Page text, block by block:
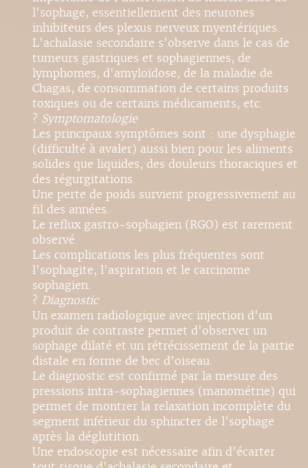
l'sophage, essentiellement des neurones
inhibiteurs des plexus nerveux myentériques.
L'achalasie secondaire s'observe dans le cas de
tumeurs gastriques et sophagiennes, de
lymphomes, d'amyloïdose, de la maladie de
Chagas, de consommation de certains produits
toxiques ou de certains médicaments, etc.
? Symptomatologie
Les principaux symptômes sont : une dysphagie
(difficulté à avaler) aussi bien pour les aliments
solides que liquides, des douleurs thoraciques et
des régurgitations.
Une perte de poids survient progressivement au
fil des années.
Le reflux gastro-sophagien (RGO) est rarement
observé.
Les complications les plus fréquentes sont
l'sophagite, l'aspiration et le carcinome
sophagien.
? Diagnostic
Un examen radiologique avec injection d'un
produit de contraste permet d'observer un
sophage dilaté et un rétrécissement de la partie
distale en forme de bec d'oiseau.
Le diagnostic est confirmé par la mesure des
pressions intra-sophagiennes (manométrie) qui
permet de montrer la relaxation incomplète du
segment inférieur du sphincter de l'sophage
après la déglutition.
Une endoscopie est nécessaire afin d'écarter